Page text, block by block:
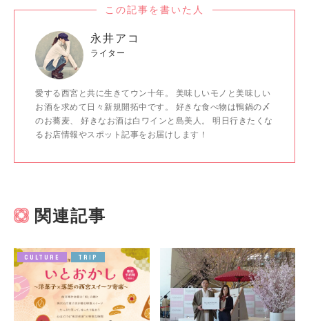
この記事を書いた人
永井アコ
ライター
愛する西宮と共に生きてウン十年。 美味しいモノと美味しい
お酒を求めて日々新規開拓中です。 好きな食べ物は鴨鍋の〆
のお蕎麦、 好きなお酒は白ワインと島美人。 明日行きたくな
るお店情報やスポット記事をお届けします！
関連記事
CULTURE TRIP